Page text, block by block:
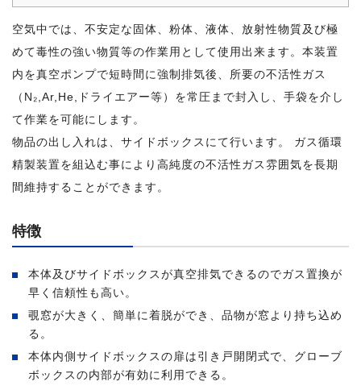
空気中では、不安定な固体、粉体、液体、放射性物質及び極
めて毒性の強い物質等の作業用として使用出来ます。本装置
内を真空ポンプで短時間に強制排気後、所要の不活性ガス
（N₂,Ar,He,ドライエアー等）を常圧まで封入し、手袋を介し
て作業を可能にします。
物品の出し入れは、サイドボックスにて行います。 ガス循環
精製装置を組込む事により高純度の不活性ガス雰囲気を長期
間維持することができます。
特徴
本体及びサイドボックスが真空排気できるのでガス置換が
早く信頼性も高い。
覗窓が大きく、簡単に着脱ができ、品物が窓より持ち込め
る。
本体内側サイドボックスの扉は引き戸開閉式で、グローブ
ボックスの内部が有効に利用できる。